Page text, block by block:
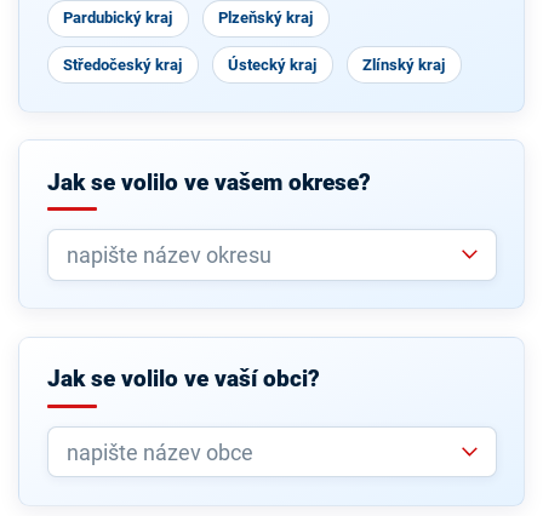
Pardubický kraj Plzeňský kraj
Středočeský kraj Ústecký kraj Zlínský kraj
Jak se volilo ve vašem okrese?
Jak se volilo ve vaší obci?